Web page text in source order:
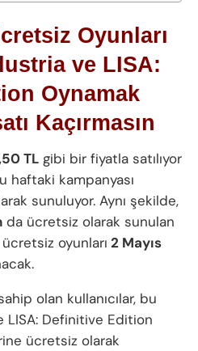
Oyunları
ve LISA:
Oynamak
Kaçırmasın
TL gibi bir fiyatla satılıyor
haftaki kampanyası
sunuluyor. Aynı şekilde,
da ücretsiz olarak sunulan
oyunları 2 Mayıs
olan kullanıcılar, bu
Definitive Edition
ücretsiz olarak